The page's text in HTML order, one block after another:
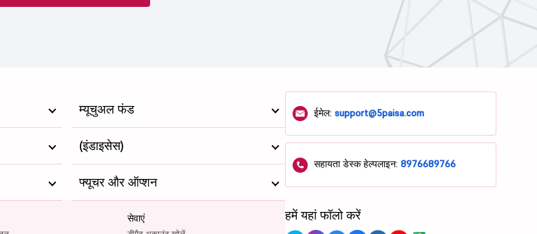
म्यूचुअल फंड
(इंडाइसेस)
सेवाएं
फ्यूचर और ऑप्शन
ईमेल:support@5paisa.com
सहायता डेस्क हेल्पलाइन:8976689766
हमें यहां फॉलो करें